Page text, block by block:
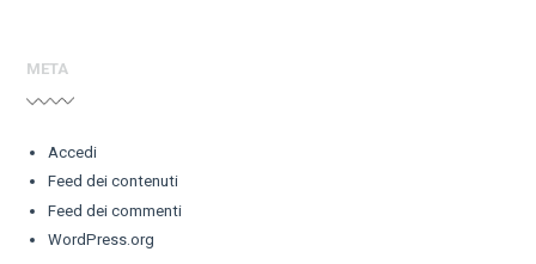
META
Accedi
Feed dei contenuti
Feed dei commenti
WordPress.org